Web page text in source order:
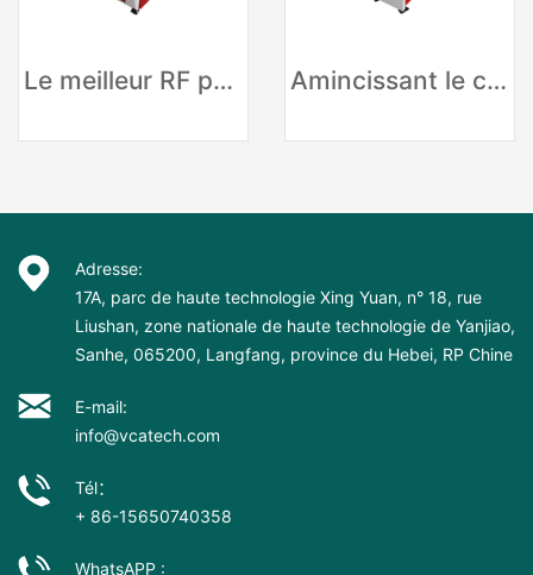
Le meilleur RF peau serrant la machine de levage de visage Amincissant le corps de l'équipement de beauté RF Velashape formant
Adresse:
17A, parc de haute technologie Xing Yuan, n° 18, rue
Liushan, zone nationale de haute technologie de Yanjiao,
Sanhe, 065200, Langfang, province du Hebei, RP Chine
E-mail:
info@vcatech.com
Tél：
+ 86-15650740358
WhatsAPP :